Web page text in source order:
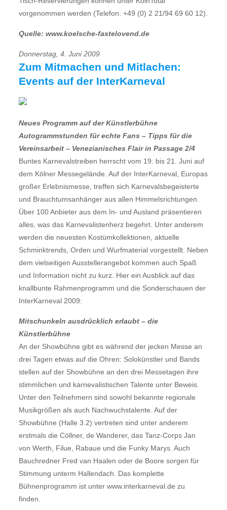
vorgenommen werden (Telefon: +49 (0) 2 21/94 69 60 12).
Quelle: www.koelsche-fastelovend.de
Donnerstag, 4. Juni 2009
Zum Mitmachen und Mitlachen:
Events auf der InterKarneval
Neues Programm auf der Künstlerbühne 
Autogrammstunden für echte Fans – Tipps für die
Vereinsarbeit – Venezianisches Flair in Passage 2/4
Buntes Karnevalstreiben herrscht vom 19. bis 21. Juni auf
dem Kölner Messegelände. Auf der InterKarneval, Europas
großer Erlebnismesse, treffen sich Karnevalsbegeisterte
und Brauchtumsanhänger aus allen Himmelsrichtungen.
Über 100 Anbieter aus dem In- und Ausland präsentieren
alles, was das Karnevalistenherz begehrt. Unter anderem
werden die neuesten Kostümkollektionen, aktuelle
Schminktrends, Orden und Wurfmaterial vorgestellt. Neben
dem vielseitigen Ausstellerangebot kommen auch Spaß
und Information nicht zu kurz. Hier ein Ausblick auf das
knallbunte Rahmenprogramm und die Sonderschauen der
InterKarneval 2009:
Mitschunkeln ausdrücklich erlaubt – die
Künstlerbühne
An der Showbühne gibt es während der jecken Messe an
drei Tagen etwas auf die Ohren: Solokünstler und Bands
stellen auf der Showbühne an den drei Messetagen ihre
stimmlichen und karnevalistischen Talente unter Beweis.
Unter den Teilnehmern sind sowohl bekannte regionale
Musikgrößen als auch Nachwuchstalente. Auf der
Showbühne (Halle 3.2) vertreten sind unter anderem
erstmals die Cöllner, de Wanderer, das Tanz-Corps Jan
von Werth, Filue, Rabaue und die Funky Marys. Auch
Bauchredner Fred van Haalen oder de Boore sorgen für
Stimmung unterm Hallendach. Das komplette
Bühnenprogramm ist unter www.interkarneval.de zu
finden.